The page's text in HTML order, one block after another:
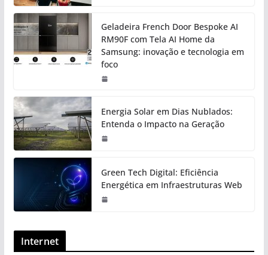
Geladeira French Door Bespoke AI
RM90F com Tela AI Home da
Samsung: inovação e tecnologia em
foco
Energia Solar em Dias Nublados:
Entenda o Impacto na Geração
Green Tech Digital: Eficiência
Energética em Infraestruturas Web
Internet